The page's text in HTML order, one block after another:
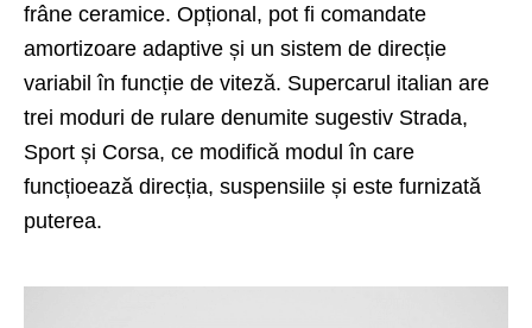
frâne ceramice. Opțional, pot fi comandate
amortizoare adaptive și un sistem de direcție
variabil în funcție de viteză. Supercarul italian are
trei moduri de rulare denumite sugestiv Strada,
Sport și Corsa, ce modifică modul în care
funcțioează direcția, suspensiile și este furnizată
puterea.